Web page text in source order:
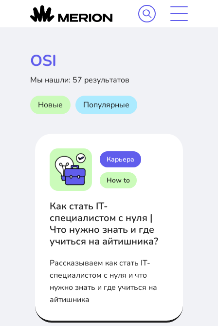
OSI
Мы нашли: 57 результатов
Новые Популярные
Карьера
How to
Как стать IT-
специалистом с нуля |
Что нужно знать и где
учиться на айтишника?
Рассказываем как стать IT-
специалистом с нуля и что
нужно знать и где учиться на
айтишника